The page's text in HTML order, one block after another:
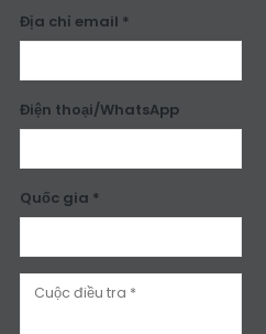
Địa chỉ email *
Điện thoại/WhatsApp
Quốc gia *